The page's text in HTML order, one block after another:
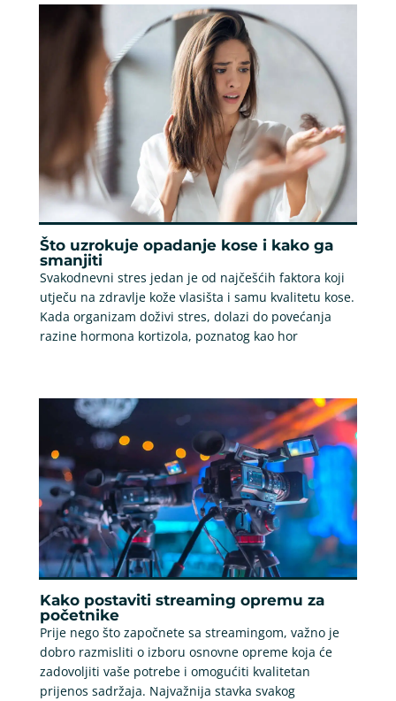
Što uzrokuje opadanje kose i kako ga
smanjiti
Svakodnevni stres jedan je od najčešćih faktora koji
utječu na zdravlje kože vlasišta i samu kvalitetu kose.
Kada organizam doživi stres, dolazi do povećanja
razine hormona kortizola, poznatog kao hor
Kako postaviti streaming opremu za
početnike
Prije nego što započnete sa streamingom, važno je
dobro razmisliti o izboru osnovne opreme koja će
zadovoljiti vaše potrebe i omogućiti kvalitetan
prijenos sadržaja. Najvažnija stavka svakog